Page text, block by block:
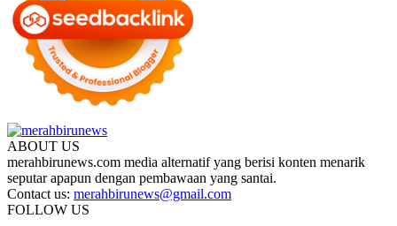
ABOUT US
merahbirunews.com media alternatif yang berisi konten menarik
seputar apapun dengan pembawaan yang santai.
Contact us: merahbirunews@gmail.com
FOLLOW US